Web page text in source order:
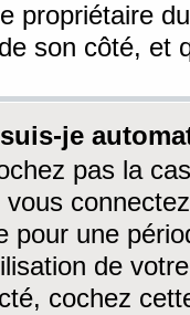
propriétaire
son côté, et
je
pas la
vous
pour une
de
cochez